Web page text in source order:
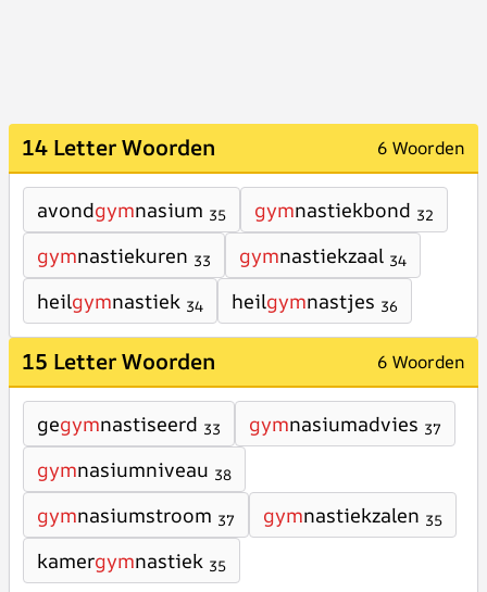
14 Letter Woorden 6 Woorden
avondgymnasium 35 gymnastiekbond 32
gymnastiekuren 33 gymnastiekzaal 34
heilgymnastiek 34 heilgymnastjes 36
15 Letter Woorden 6 Woorden
gegymnastiseerd 33 gymnasiumadvies 37
gymnasiumniveau 38
gymnasiumstroom 37 gymnastiekzalen 35
kamergymnastiek 35